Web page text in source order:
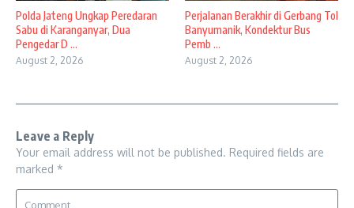
Polda Jateng Ungkap Peredaran
Sabu di Karanganyar, Dua
Pengedar D ...
August 2, 2026
Perjalanan Berakhir di Gerbang Tol
Banyumanik, Kondektur Bus
Pemb ...
August 2, 2026
Leave a Reply
Your email address will not be published. Required fields are
marked *